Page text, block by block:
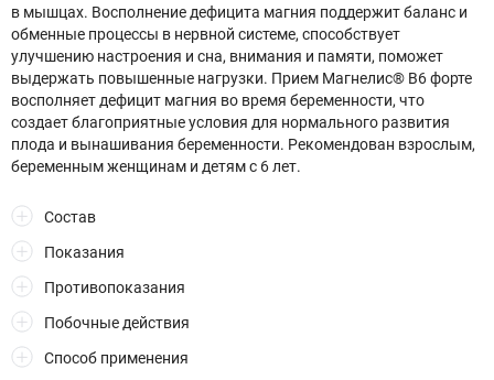
в мышцах. Восполнение дефицита магния поддержит баланс и
обменные процессы в нервной системе, способствует
улучшению настроения и сна, внимания и памяти, поможет
выдержать повышенные нагрузки. Прием Магнелис® В6 форте
восполняет дефицит магния во время беременности, что
создает благоприятные условия для нормального развития
плода и вынашивания беременности. Рекомендован взрослым,
беременным женщинам и детям с 6 лет.
Состав
Показания
Противопоказания
Побочные действия
Способ применения